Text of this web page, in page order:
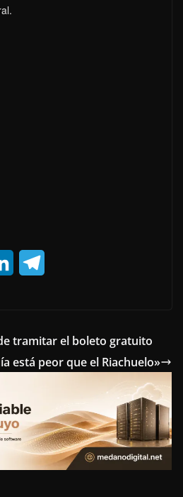
k
e
I
n
e
g
a
m
tramitar el boleto gratuito
está peor que el Riachuelo»